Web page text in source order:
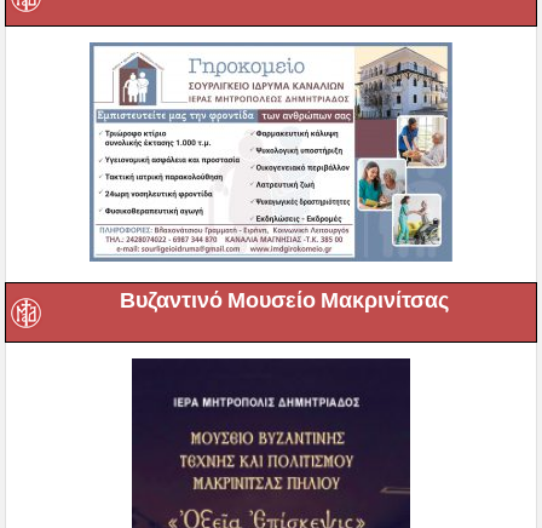
Βυζαντινό Μουσείο Μακρινίτσας